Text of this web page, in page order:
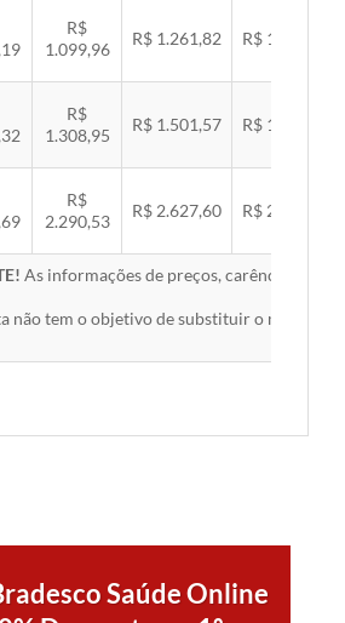
R$
1.099,96
R$ 1.261,82 R$ 1.300,32
R$
1.308,95
R$ 1.501,57 R$ 1.547,38
R$
2.290,53
R$ 2.627,60 R$ 2.707,76
As informações de preços, carências,
não tem o objetivo de substituir o material
Saúde Online